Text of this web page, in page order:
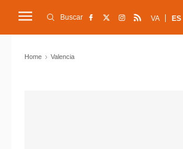
Buscar VA ES
Home Valencia